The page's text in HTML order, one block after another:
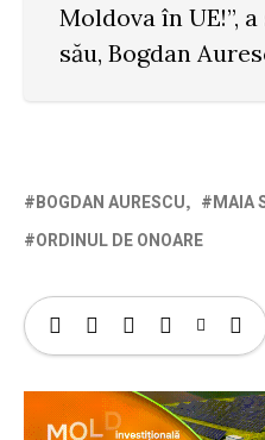
Moldova în UE!”,
său, Bogdan
BOGDAN AURESCU
MAIA
ORDINUL DE ONOARE